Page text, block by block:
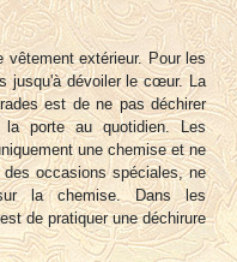
extérieur. Pour les
jusqu'à dévoiler le cœur. La
est de ne pas déchirer
porte au quotidien. Les
une chemise et ne
occasions spéciales, ne
la chemise. Dans les
de pratiquer une déchirure